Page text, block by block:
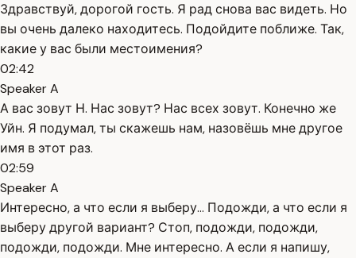
Здравствуй, дорогой гость. Я рад снова вас видеть. Но
вы очень далеко находитесь. Подойдите поближе. Так,
какие у вас были местоимения?
02:42
Speaker A
А вас зовут Н. Нас зовут? Нас всех зовут. Конечно же
Уйн. Я подумал, ты скажешь нам, назовёшь мне другое
имя в этот раз.
02:59
Speaker A
Интересно, а что если я выберу... Подожди, а что если я
выберу другой вариант? Стоп, подожди, подожди,
подожди, подожди. Мне интересно. А если я напишу,